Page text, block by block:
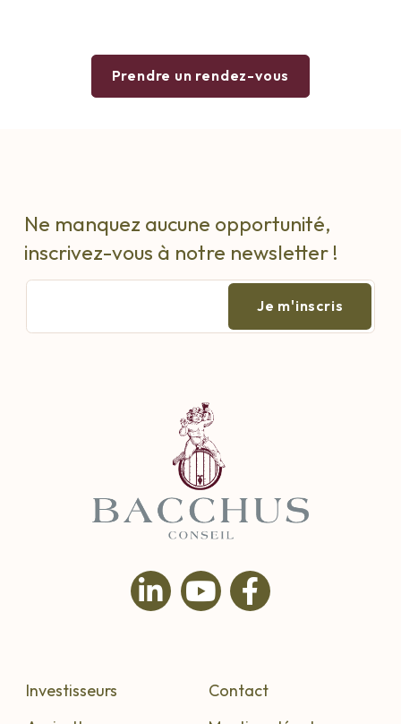
Prendre un rendez-vous
Ne manquez aucune opportunité,
inscrivez-vous à notre newsletter !
Investisseurs
Contact